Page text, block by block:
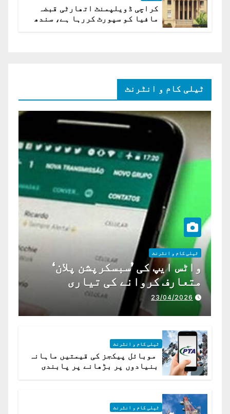
کراچی ڈویلپمنٹ اتھارٹی قبضہ
مافیا کو سپورٹ کررہا ہے، سندھ
ٹیلی کام و انٹرنٹ
ٹیلی کام و انٹرنٹ
واٹس ایپ کی ’سبسکرپشن پلان‘
متعارف کروانے کی تیاری
23/04/2026
ٹیلی کام و انٹرنٹ
موبائل پیکجز کی قیمتیں ماہانہ
بنیادوں پر بڑھانے پر پابندی
ٹیلی کام و انٹرنٹ